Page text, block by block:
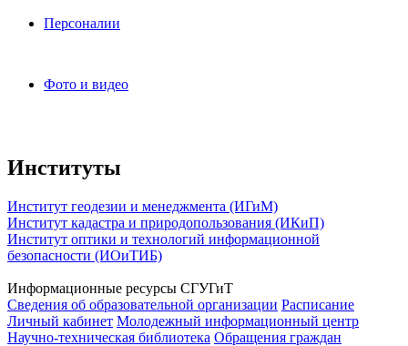
Персоналии
Фото и видео
Институты
Институт геодезии и менеджмента (ИГиМ)
Институт кадастра и природопользования (ИКиП)
Институт оптики и технологий информационной
безопасности (ИОиТИБ)
Информационные ресурсы СГУГиТ
Сведения об образовательной организации Расписание
Личный кабинет Молодежный информационный центр
Научно-техническая библиотека Обращения граждан